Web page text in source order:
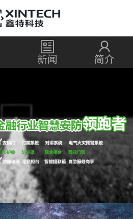
新闻 简介